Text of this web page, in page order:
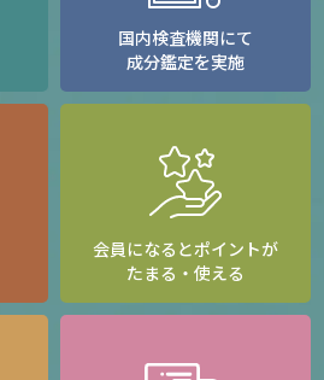
国内検査機関にて
成分鑑定を実施
会員になるとポイントが
たまる・使える